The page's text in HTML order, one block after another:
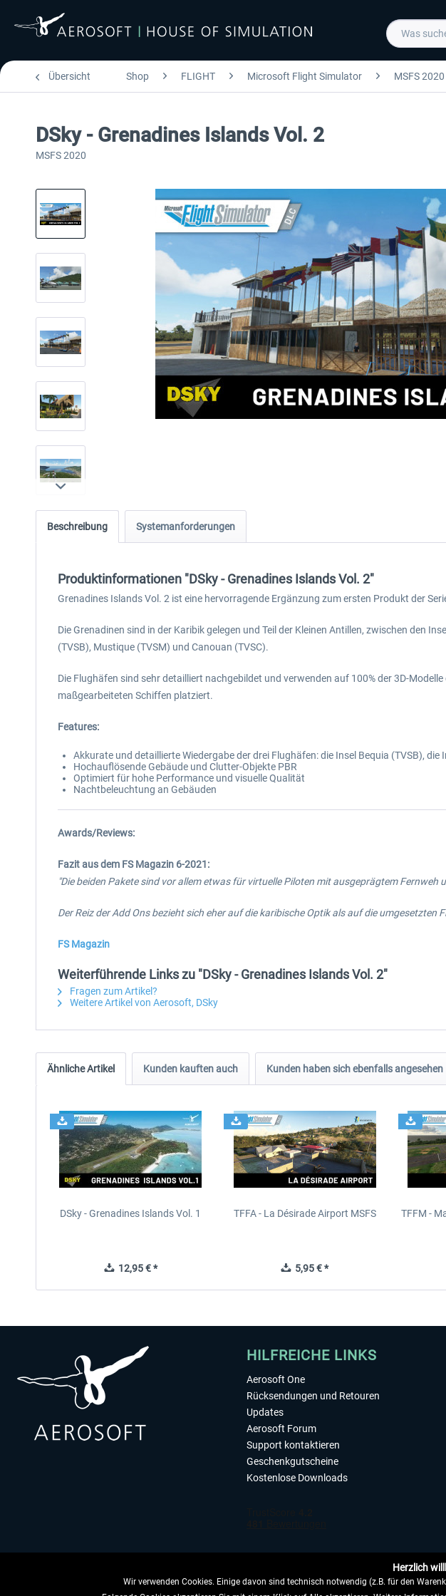
Übersicht Shop FLIGHT Microsoft Flight Simulator MSFS 2020
DSky - Grenadines Islands Vol. 2
MSFS 2020
Beschreibung Systemanforderungen
Produktinformationen "DSky - Grenadines Islands Vol. 2"
Grenadines Islands Vol. 2 ist eine hervorragende Ergänzung zum ersten Produkt der
Die Grenadinen sind in der Karibik gelegen und Teil der Kleinen Antillen, zwischen den
(TVSB), Mustique (TVSM) und Canouan (TVSC).
Die Flughäfen sind sehr detailliert nachgebildet und verwenden auf 100% der 3D-
maßgearbeiteten Schiffen platziert.
Features:
Akkurate und detaillierte Wiedergabe der drei Flughäfen: die Insel Bequia (TVSB),
Hochauflösende Gebäude und Clutter-Objekte PBR
Optimiert für hohe Performance und visuelle Qualität
Nachtbeleuchtung an Gebäuden
Awards/Reviews:
Fazit aus dem FS Magazin 6-2021:
"Die beiden Pakete sind vor allem etwas für virtuelle Piloten mit ausgeprägtem Fernweh
Der Reiz der Add Ons bezieht sich eher auf die karibische Optik als auf die umgesetzten
FS Magazin
Weiterführende Links zu "DSky - Grenadines Islands Vol. 2"
Fragen zum Artikel?
Weitere Artikel von Aerosoft, DSky
Ähnliche Artikel Kunden kauften auch Kunden haben sich ebenfalls angesehen
DSky - Grenadines Islands Vol. 1
12,95 € *
TFFA - La Désirade Airport MSFS
5,95 € *
TFFM -
HILFREICHE LINKS
Aerosoft One
Rücksendungen und Retouren
Updates
Aerosoft Forum
Support kontaktieren
Geschenkgutscheine
Kostenlose Downloads
Herzlich
Wir verwenden Cookies. Einige davon sind technisch notwendig (z.B. für den